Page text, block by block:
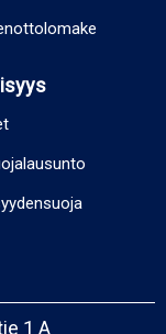
1 A